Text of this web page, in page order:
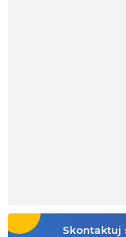
Skontaktuj